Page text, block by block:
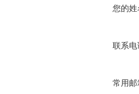
您的姓
联系电
常用邮